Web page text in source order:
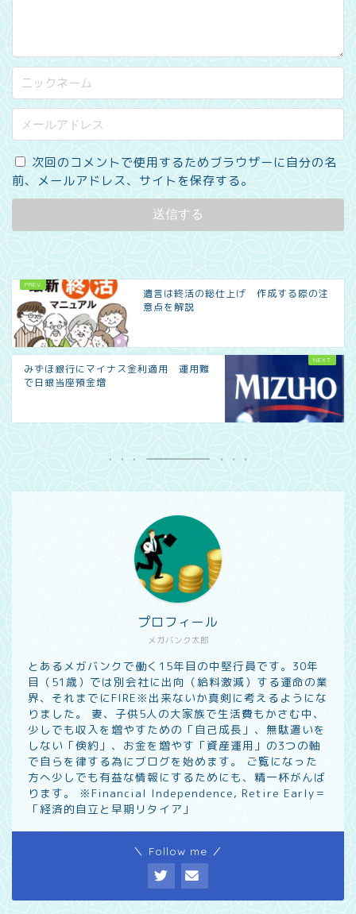
次回のコメントで使用するためブラウザーに自分の名
前、メールアドレス、サイトを保存する。
遺言は終活の総仕上げ 作成する際の注
意点を解説
みずほ銀行にマイナス金利適用 運用難
で日銀当座預金増
メガバンク太郎
プロフィール
とあるメガバンクで働く15年目の中堅行員です。30年
目（51歳）では別会社に出向（給料激減）する運命の業
界、それまでにFIRE※出来ないか真剣に考えるようにな
りました。 妻、子供5人の大家族で生活費もかさむ中、
少しでも収入を増やすための「自己成長」、無駄遣いを
しない「倹約」、お金を増やす「資産運用」の3つの軸
で自らを律する為にブログを始めます。 ご覧になった
方へ少しでも有益な情報にするためにも、精一杯がんば
ります。 ※Financial Independence, Retire Early＝
「経済的自立と早期リタイア」
＼ Follow me ／